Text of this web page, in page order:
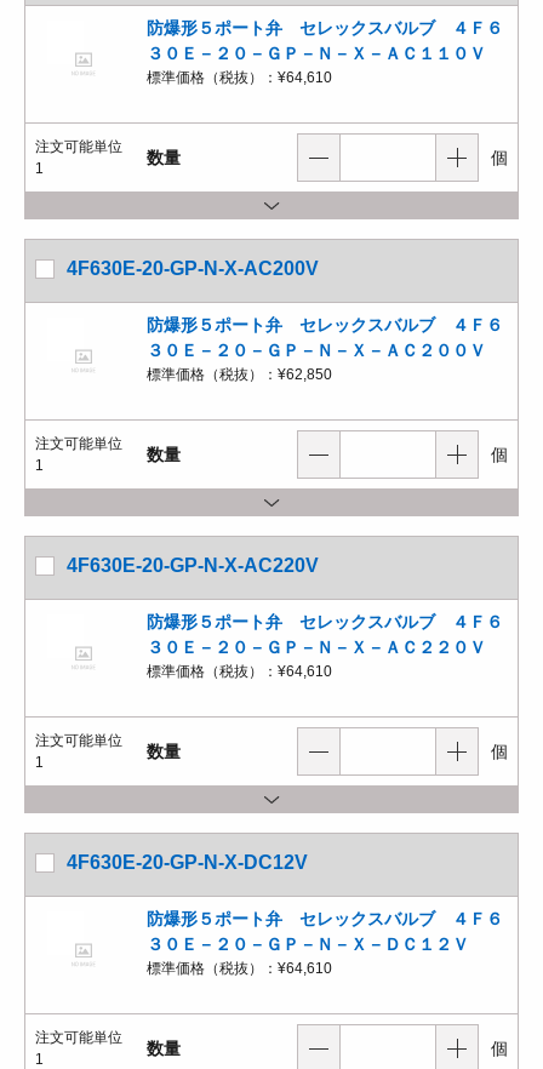
防爆形５ポート弁 セレックスバルブ ４Ｆ６
３０Ｅ－２０－ＧＰ－Ｎ－Ｘ－ＡＣ１１０Ｖ
標準価格（税抜）： ¥64,610
注文可能単位
1
数量 個
4F630E-20-GP-N-X-AC200V
防爆形５ポート弁 セレックスバルブ ４Ｆ６
３０Ｅ－２０－ＧＰ－Ｎ－Ｘ－ＡＣ２００Ｖ
標準価格（税抜）： ¥62,850
注文可能単位
1
数量 個
4F630E-20-GP-N-X-AC220V
防爆形５ポート弁 セレックスバルブ ４Ｆ６
３０Ｅ－２０－ＧＰ－Ｎ－Ｘ－ＡＣ２２０Ｖ
標準価格（税抜）： ¥64,610
注文可能単位
1
数量 個
4F630E-20-GP-N-X-DC12V
防爆形５ポート弁 セレックスバルブ ４Ｆ６
３０Ｅ－２０－ＧＰ－Ｎ－Ｘ－ＤＣ１２Ｖ
標準価格（税抜）： ¥64,610
注文可能単位
1
数量 個